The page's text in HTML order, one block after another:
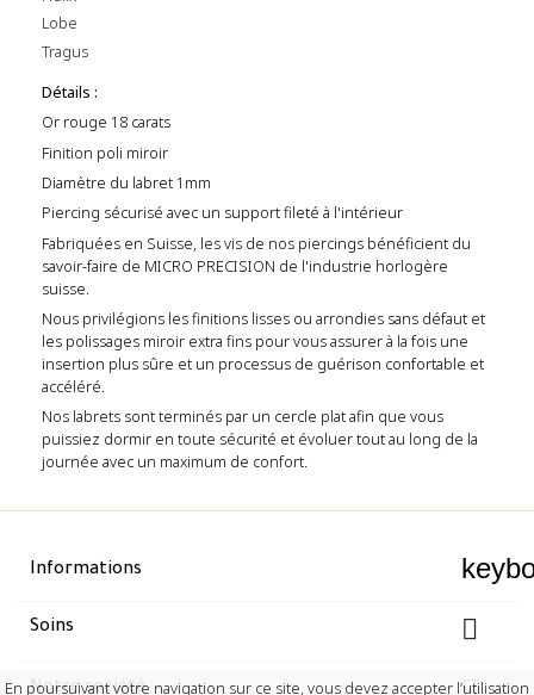
Lobe
Tragus
Détails :
Or rouge 18 carats
Finition poli miroir
Diamètre du labret 1mm
Piercing sécurisé avec un support fileté à l'intérieur
Fabriquées en Suisse, les vis de nos piercings bénéficient du
savoir-faire de MICRO PRECISION de l'industrie horlogère
suisse.
Nous privilégions les finitions lisses ou arrondies sans défaut et
les polissages miroir extra fins pour vous assurer à la fois une
insertion plus sûre et un processus de guérison confortable et
accéléré.
Nos labrets sont terminés par un cercle plat afin que vous
puissiez dormir en toute sécurité et évoluer tout au long de la
journée avec un maximum de confort.
Informations
Soins 
Notre société
En poursuivant votre navigation sur ce site, vous devez accepter l’utilisation